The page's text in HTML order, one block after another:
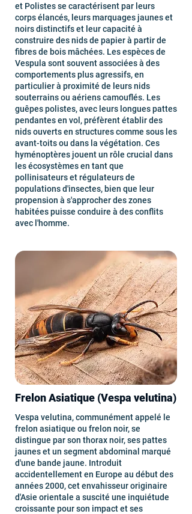
et Polistes se caractérisent par leurs
corps élancés, leurs marquages jaunes et
noirs distinctifs et leur capacité à
construire des nids de papier à partir de
fibres de bois mâchées. Les espèces de
Vespula sont souvent associées à des
comportements plus agressifs, en
particulier à proximité de leurs nids
souterrains ou aériens camouflés. Les
guêpes polistes, avec leurs longues pattes
pendantes en vol, préfèrent établir des
nids ouverts en structures comme sous les
avant-toits ou dans la végétation. Ces
hyménoptères jouent un rôle crucial dans
les écosystèmes en tant que
pollinisateurs et régulateurs de
populations d'insectes, bien que leur
propension à s'approcher des zones
habitées puisse conduire à des conflits
avec l'homme.
Frelon Asiatique (Vespa velutina)
Vespa velutina, communément appelé le
frelon asiatique ou frelon noir, se
distingue par son thorax noir, ses pattes
jaunes et un segment abdominal marqué
d'une bande jaune. Introduit
accidentellement en Europe au début des
années 2000, cet envahisseur originaire
d'Asie orientale a suscité une inquiétude
croissante pour son impact et ses